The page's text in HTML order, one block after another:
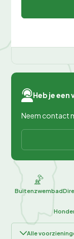
Heb je een
Neem contact
Buitenzwembad
Alle